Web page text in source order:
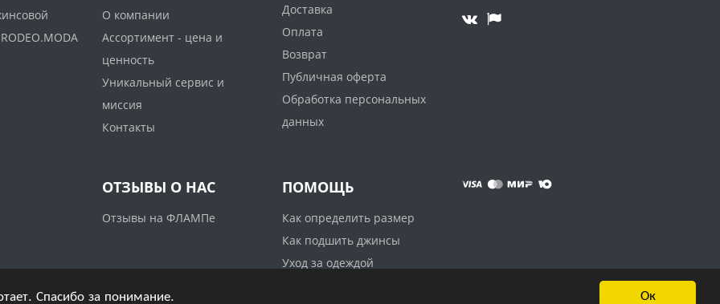
Ок
Спасибо за понимание.
О компании
Ассортимент - цена и
ценность
Уникальный сервис и
миссия
Контакты
Доставка
Оплата
Возврат
Публичная оферта
Обработка персональных
данных
ОТЗЫВЫ О НАС
Отзывы на ФЛАМПе
ПОМОЩЬ
Как определить размер
Как подшить джинсы
Уход за одеждой